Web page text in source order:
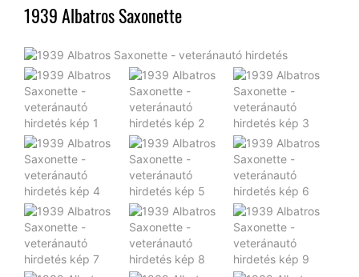
1939 Albatros Saxonette